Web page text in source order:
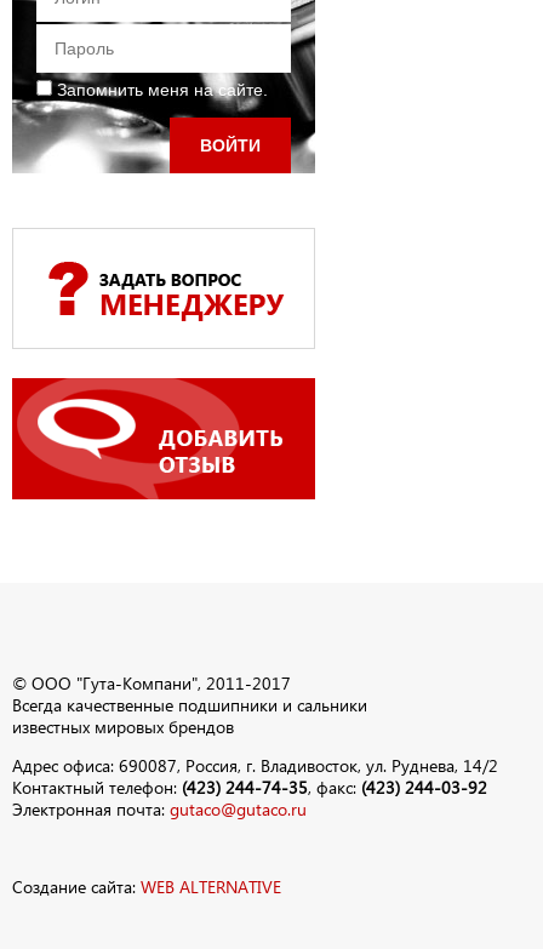
Запомнить меня на сайте.
© ООО "Гута-Компани", 2011-2017
Всегда качественные подшипники и сальники
известных мировых брендов
Адрес офиса: 690087, Россия, г. Владивосток, ул. Руднева, 14/2
Контактный телефон: (423) 244-74-35, факс: (423) 244-03-92
Электронная почта: gutaco@gutaco.ru
Создание сайта: WEB ALTERNATIVE